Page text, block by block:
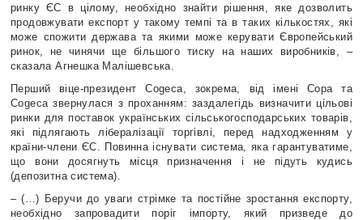
ринку ЄС в цілому, необхідно знайти рішення, яке дозволить
продовжувати експорт у такому темпі та в таких кількостях, які
може спожити держава та якими може керувати Європейський
ринок, не чинячи ще більшого тиску на наших виробників, –
сказала Агнешка Малішевська.
Перший віце-президент Cogeca, зокрема, від імені Copa та
Cogeca звернулася з проханням: заздалегідь визначити цільові
ринки для поставок українських сільськогосподарських товарів,
які підлягають лібералізації торгівлі, перед надходженням у
країни-члени ЄС. Повинна існувати система, яка гарантуватиме,
що вони досягнуть місця призначення і не підуть кудись
(депозитна система).
– (…) Беручи до уваги стрімке та постійне зростання експорту,
необхідно запровадити поріг імпорту, який призведе до